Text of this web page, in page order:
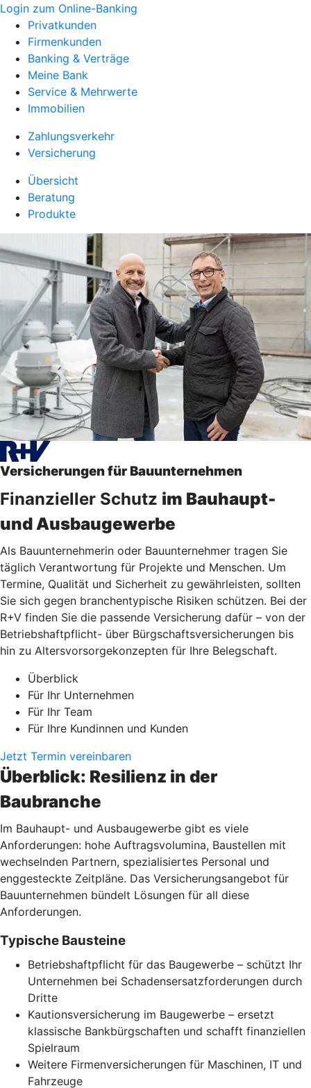
Login zum Online-Banking
Privatkunden
Firmenkunden
Banking & Verträge
Meine Bank
Service & Mehrwerte
Immobilien
Zahlungsverkehr
Versicherung
Übersicht
Beratung
Produkte
Versicherungen für Bauunternehmen
Finanzieller Schutz im Bauhaupt-
und Ausbaugewerbe
Als Bauunternehmerin oder Bauunternehmer tragen Sie
täglich Verantwortung für Projekte und Menschen. Um
Termine, Qualität und Sicherheit zu gewährleisten, sollten
Sie sich gegen branchentypische Risiken schützen. Bei der
R+V finden Sie die passende Versicherung dafür – von der
Betriebshaftpflicht- über Bürgschaftsversicherungen bis
hin zu Altersvorsorgekonzepten für Ihre Belegschaft.
Überblick
Für Ihr Unternehmen
Für Ihr Team
Für Ihre Kundinnen und Kunden
Jetzt Termin vereinbaren
Überblick: Resilienz in der
Baubranche
Im Bauhaupt- und Ausbaugewerbe gibt es viele
Anforderungen: hohe Auftragsvolumina, Baustellen mit
wechselnden Partnern, spezialisiertes Personal und
enggesteckte Zeitpläne. Das Versicherungsangebot für
Bauunternehmen bündelt Lösungen für all diese
Anforderungen.
Typische Bausteine
Betriebshaftpflicht für das Baugewerbe – schützt Ihr
Unternehmen bei Schadensersatzforderungen durch
Dritte
Kautionsversicherung im Baugewerbe – ersetzt
klassische Bankbürgschaften und schafft finanziellen
Spielraum
Weitere Firmenversicherungen für Maschinen, IT und
Fahrzeuge